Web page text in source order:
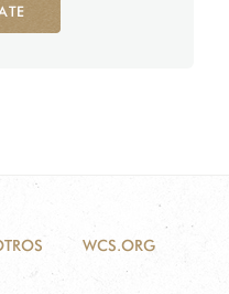
WCS.ORG